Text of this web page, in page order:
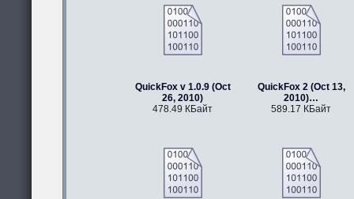
QuickFox v 1.0.9 (Oct
26, 2010)
478.49 КБайт
QuickFox 2 (Oct 13,
2010)…
589.17 КБайт